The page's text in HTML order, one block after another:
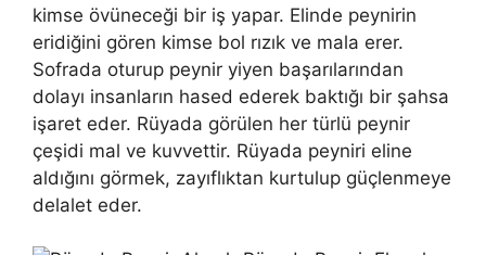
kimse övüneceği bir iş yapar. Elinde peynirin
eridiğini gören kimse bol rızık ve mala erer.
Sofrada oturup peynir yiyen başarılarından
dolayı insanların hased ederek baktığı bir şahsa
işaret eder. Rüyada görülen her türlü peynir
çeşidi mal ve kuvvettir. Rüyada peyniri eline
aldığını görmek, zayıflıktan kurtulup güçlenmeye
delalet eder.